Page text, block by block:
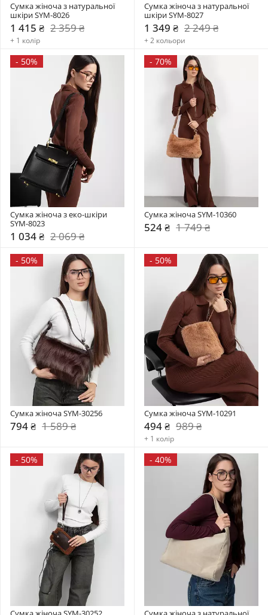
Сумка жіноча з натуральної
шкіри SYM-8026
1 415 ₴ 2 359 ₴
+ 1 колір
Сумка жіноча з натуральної
шкіри SYM-8027
1 349 ₴ 2 249 ₴
+ 2 кольори
- 50%
Сумка жіноча з еко-шкіри
SYM-8023
1 034 ₴ 2 069 ₴
- 70%
Сумка жіноча SYM-10360
524 ₴ 1 749 ₴
- 50%
Сумка жіноча SYM-30256
794 ₴ 1 589 ₴
- 50%
Сумка жіноча SYM-10291
494 ₴ 989 ₴
+ 1 колір
- 50% - 40%